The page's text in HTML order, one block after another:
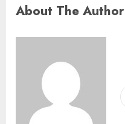
About The Author